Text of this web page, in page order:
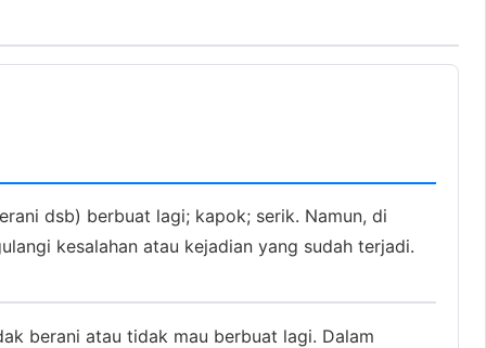
dsb) berbuat lagi; kapok; serik. Namun, di
kesalahan atau kejadian yang sudah terjadi.
berani atau tidak mau berbuat lagi. Dalam